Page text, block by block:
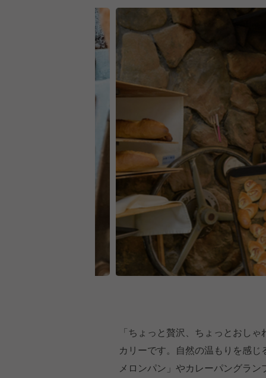
「ちょっと贅沢、ちょっとおし
カリーです。自然の温もりを感
メロンパン」やカレーパングラ